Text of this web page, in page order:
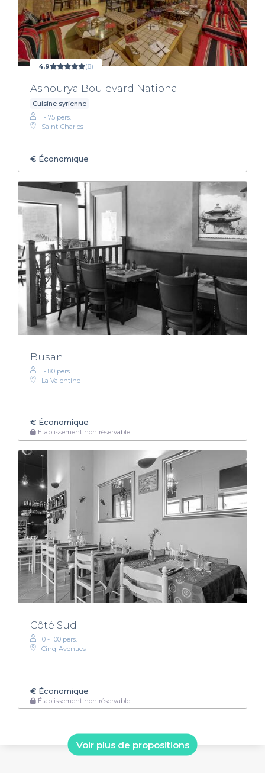
4,9 (8)
Ashourya Boulevard National
Cuisine syrienne
1 - 75 pers.
Saint-Charles
€ Économique
Busan
1 - 80 pers.
La Valentine
€ Économique
Établissement non réservable
Côté Sud
10 - 100 pers.
Cinq-Avenues
€ Économique
Établissement non réservable
Voir plus de propositions